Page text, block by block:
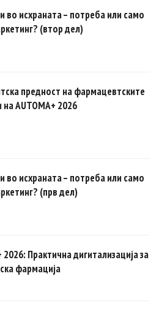
во исхраната – потреба или само
(втор дел)
предност на фармацевтските
AUTOMA+ 2026
во исхраната – потреба или само
(прв дел)
2026: Практична дигитализација за
фармација